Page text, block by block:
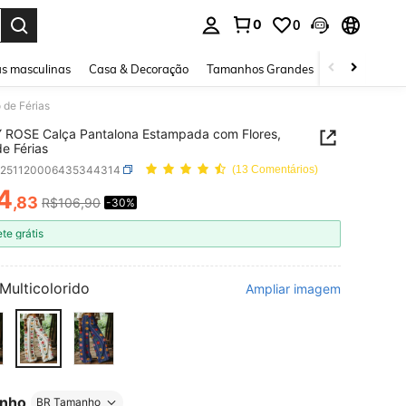
0 0
masculinas Casa & Decoração Tamanhos Grandes Joias e
de Férias
ROSE Calça Pantalona Estampada com Flores,
Férias
(13 Comentários)
AND AVAILABILITY
,83 R$106,90 -30%
grátis
Multicolorido Ampliar imagem
BR Tamanho